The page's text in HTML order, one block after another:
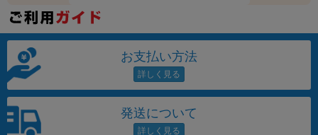
お支払い方法
発送について